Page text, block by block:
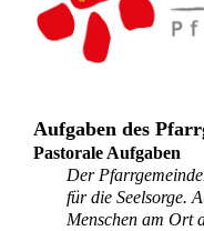
Aufgaben des
Pastorale Aufgaben
Der
für die Seelsorge.
Menschen am Ort